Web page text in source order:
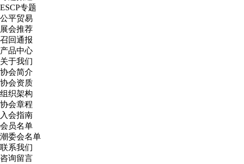
ESCP专题
公平贸易
展会推荐
召回通报
产品中心
关于我们
协会简介
协会资质
组织架构
协会章程
入会指南
会员名单
潮委会名单
联系我们
咨询留言